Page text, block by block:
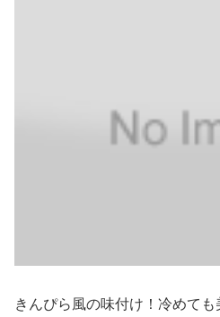
きんぴら風の味付け！冷めて